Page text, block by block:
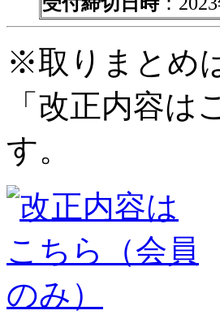
※取りまとめ
「改正内容
す。